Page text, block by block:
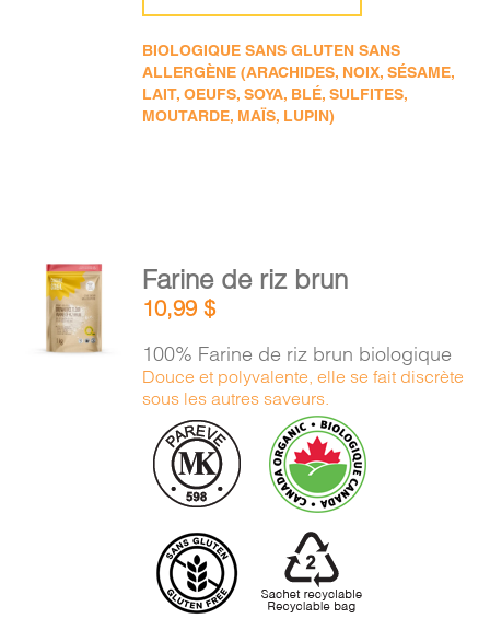
BIOLOGIQUE SANS GLUTEN SANS
ALLERGÈNE (ARACHIDES, NOIX, SÉSAME,
LAIT, OEUFS, SOYA, BLÉ, SULFITES,
MOUTARDE, MAÏS, LUPIN)
AJOUTER
AU
PANIER
/
Farine de riz brun
10,99$
100% Farine de riz brun biologique
Douce et polyvalente, elle se fait discrète
sous les autres saveurs.